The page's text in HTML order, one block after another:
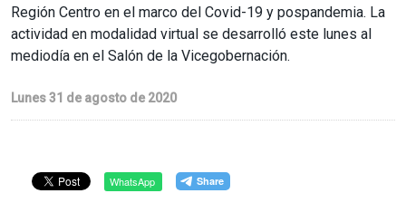
Región Centro en el marco del Covid-19 y pospandemia. La
actividad en modalidad virtual se desarrolló este lunes al
mediodía en el Salón de la Vicegobernación.
Lunes 31 de agosto de 2020
WhatsApp